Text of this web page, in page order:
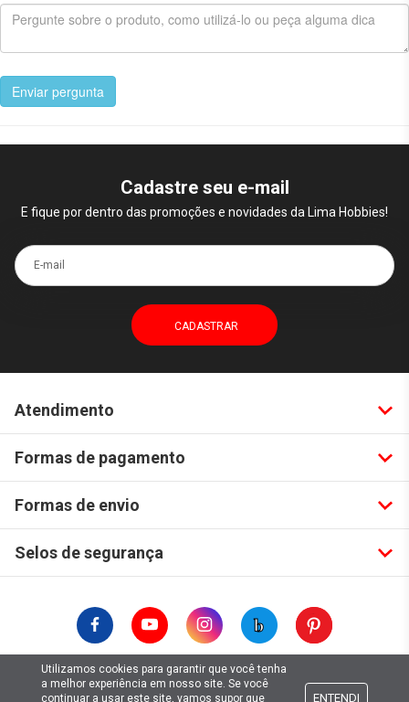
Enviar pergunta
Cadastre seu e-mail
E fique por dentro das promoções e novidades da Lima Hobbies!
E-mail
Atendimento
Formas de pagamento
Formas de envio
Selos de segurança
Copyright © 2019. Todos Os Direitos Reservados.
Utilizamos cookies para garantir que você tenha
a melhor experiência em nosso site. Se você
continuar a usar este site, vamos supor que
ENTENDI